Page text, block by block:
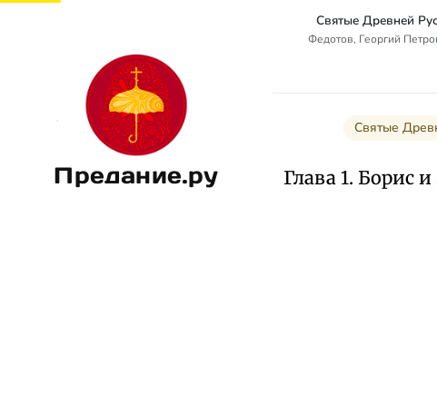
Предание.ру
Святые Древней
Федотов, Георгий
Святые
Глава 1. Борис